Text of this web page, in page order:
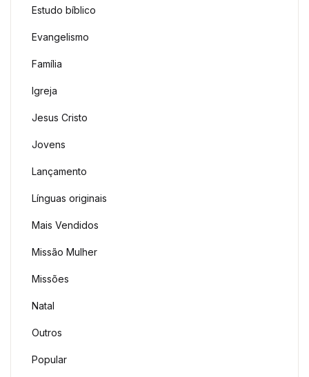
Estudo bíblico
Evangelismo
Família
Igreja
Jesus Cristo
Jovens
Lançamento
Línguas originais
Mais Vendidos
Missão Mulher
Missões
Natal
Outros
Popular